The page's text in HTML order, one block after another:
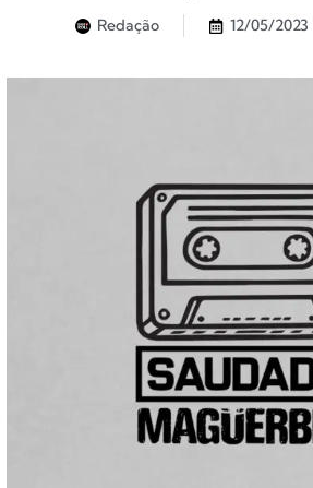
Redação 12/05/2023